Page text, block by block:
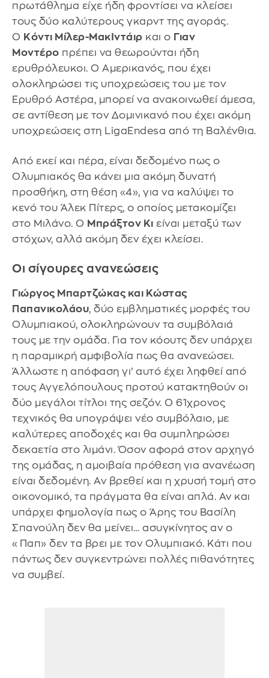
πρωτάθλημα είχε ήδη φροντίσει να κλείσει
τους δύο καλύτερους γκαρντ της αγοράς.
Ο Κόντι Μίλερ-ΜακΙντάιρ και ο Γιαν
Μοντέρο πρέπει να θεωρούνται ήδη
ερυθρόλευκοι. Ο Αμερικανός, που έχει
ολοκληρώσει τις υποχρεώσεις του με τον
Ερυθρό Αστέρα, μπορεί να ανακοινωθεί άμεσα,
σε αντίθεση με τον Δομινικανό που έχει ακόμη
υποχρεώσεις στη LigaEndesa από τη Βαλένθια.
Από εκεί και πέρα, είναι δεδομένο πως ο
Ολυμπιακός θα κάνει μια ακόμη δυνατή
προσθήκη, στη θέση «4», για να καλύψει το
κενό του Άλεκ Πίτερς, ο οποίος μετακομίζει
στο Μιλάνο. Ο Μπράξτον Κι είναι μεταξύ των
στόχων, αλλά ακόμη δεν έχει κλείσει.
Οι σίγουρες ανανεώσεις
Γιώργος Μπαρτζώκας και Κώστας
Παπανικολάου, δύο εμβληματικές μορφές του
Ολυμπιακού, ολοκληρώνουν τα συμβόλαιά
τους με την ομάδα. Για τον κόουτς δεν υπάρχει
η παραμικρή αμφιβολία πως θα ανανεώσει.
Άλλωστε η απόφαση γι’ αυτό έχει ληφθεί από
τους Αγγελόπουλους προτού κατακτηθούν οι
δύο μεγάλοι τίτλοι της σεζόν. Ο 61χρονος
τεχνικός θα υπογράψει νέο συμβόλαιο, με
καλύτερες αποδοχές και θα συμπληρώσει
δεκαετία στο λιμάνι. Όσον αφορά στον αρχηγό
της ομάδας, η αμοιβαία πρόθεση για ανανέωση
είναι δεδομένη. Αν βρεθεί και η χρυσή τομή στο
οικονομικό, τα πράγματα θα είναι απλά. Αν και
υπάρχει φημολογία πως ο Άρης του Βασίλη
Σπανούλη δεν θα μείνει… ασυγκίνητος αν ο
«Παπ» δεν τα βρει με τον Ολυμπιακό. Κάτι που
πάντως δεν συγκεντρώνει πολλές πιθανότητες
να συμβεί.